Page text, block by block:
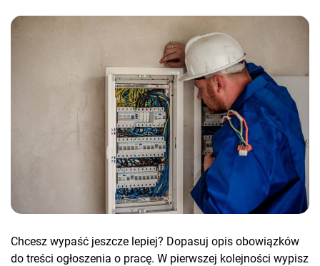
Chcesz wypaść jeszcze lepiej? Dopasuj opis obowiązków
do treści ogłoszenia o pracę. W pierwszej kolejności wypisz